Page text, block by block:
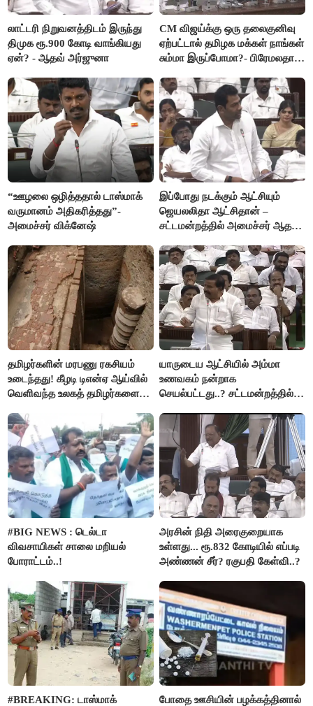
லாட்டரி நிறுவனத்திடம் இருந்து
திமுக ரூ.900 கோடி வாங்கியது
ஏன்? - ஆதவ் அர்ஜுனா
CM விஜய்க்கு ஒரு தலைகுனிவு
ஏற்பட்டால் தமிழக மக்கள் நாங்கள்
சும்மா இருப்போமா?- பிரேமலதா
“ஊழலை ஒழித்ததால் டாஸ்மாக்
வருமானம் அதிகரித்தது”-
அமைச்சர் விக்னேஷ்
இப்போது நடக்கும் ஆட்சியும்
ஜெயலலிதா ஆட்சிதான் –
சட்டமன்றத்தில் அமைச்சர் ஆதவ்
தமிழர்களின் மரபணு ரகசியம்
உடைந்தது! கீழடி டிஎன்ஏ ஆய்வில்
வெளிவந்த உலகத் தமிழர்களை
யாருடைய ஆட்சியில் அம்மா
உணவகம் நன்றாக
செயல்பட்டது..? சட்டமன்றத்தில்
#BIG NEWS : டெல்டா
விவசாயிகள் சாலை மறியல்
போராட்டம்..!
அரசின் நிதி அரைகுறையாக
உள்ளது... ரூ.832 கோடியில் எப்படி
அண்ணன் சீர்? ரகுபதி கேள்வி..?
#BREAKING: டாஸ்மாக்
போதை ஊசியின் பழக்கத்தினால்